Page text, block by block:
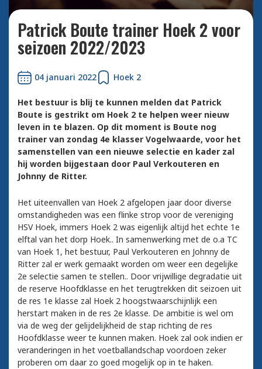
Patrick Boute trainer Hoek 2 voor
seizoen 2022/2023
04 januari 2022 Hoek 2
Het bestuur is blij te kunnen melden dat Patrick
Boute is gestrikt om Hoek 2 te helpen weer nieuw
leven in te blazen. Op dit moment is Boute nog
trainer van zondag 4e klasser Vogelwaarde, voor het
samenstellen van een nieuwe selectie en kader zal
hij worden bijgestaan door Paul Verkouteren en
Johnny de Ritter.
Het uiteenvallen van Hoek 2 afgelopen jaar door diverse
omstandigheden was een flinke strop voor de vereniging
HSV Hoek, immers Hoek 2 was eigenlijk altijd het echte 1e
elftal van het dorp Hoek.. In samenwerking met de o.a TC
van Hoek 1, het bestuur, Paul Verkouteren en Johnny de
Ritter zal er werk gemaakt worden om weer een degelijke
2e selectie samen te stellen.. Door vrijwillige degradatie uit
de reserve Hoofdklasse en het terugtrekken dit seizoen uit
de res 1e klasse zal Hoek 2 hoogstwaarschijnlijk een
herstart maken in de res 2e klasse. De ambitie is wel om
via de weg der gelijdelijkheid de stap richting de res
Hoofdklasse weer te kunnen maken. Hoek zal ook indien er
veranderingen in het voetballandschap voordoen zeker
proberen om daar zo goed mogelijk op in te haken.